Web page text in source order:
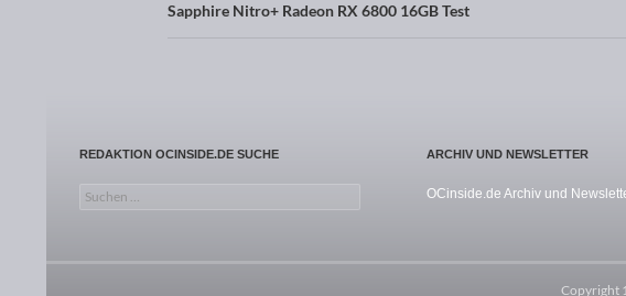
Sapphire Nitro+ Radeon RX 6800 16GB Test
REDAKTION OCINSIDE.DE SUCHE
Suchen nach:
ARCHIV UND NEWSLETTER
OCinside.de Archiv und
Copyright